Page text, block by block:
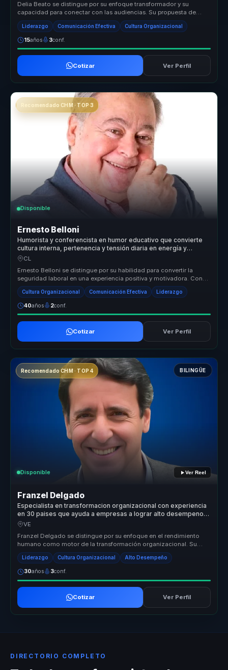
Delia Beato se distingue por su enfoque transformador y su
capacidad para conectar con las audiencias. Su propuesta de
valor radica en su...
Liderazgo Comunicación Efectiva Cultura Organizacional
15años 3conf.
Cotizar Ver Perfil
Recomendado CHM · TOP 3
Disponible
Ernesto Belloni
Humorista y conferencista en humor educativo que convierte
cultura interna, pertenencia y tensión diaria en energía y
cohesión para equipos.
CL
Ernesto Belloni se distingue por su habilidad para convertir la
seguridad laboral en una experiencia positiva y motivadora. Con
su enfoqu...
Cultura Organizacional Comunicación Efectiva Liderazgo
40años 2conf.
Cotizar Ver Perfil
Recomendado CHM · TOP 4 BILINGÜE
Disponible Ver Reel
Franzel Delgado
Especialista en transformacion organizacional con experiencia
en 30 paises que ayuda a empresas a lograr alto desempeno
con bienestar y cultura.
VE
Franzel Delgado se distingue por su enfoque en el rendimiento
humano como motor de la transformación organizacional. Su
metodología única...
Liderazgo Cultura Organizacional Alto Desempeño
30años 3conf.
Cotizar Ver Perfil
DIRECTORIO COMPLETO